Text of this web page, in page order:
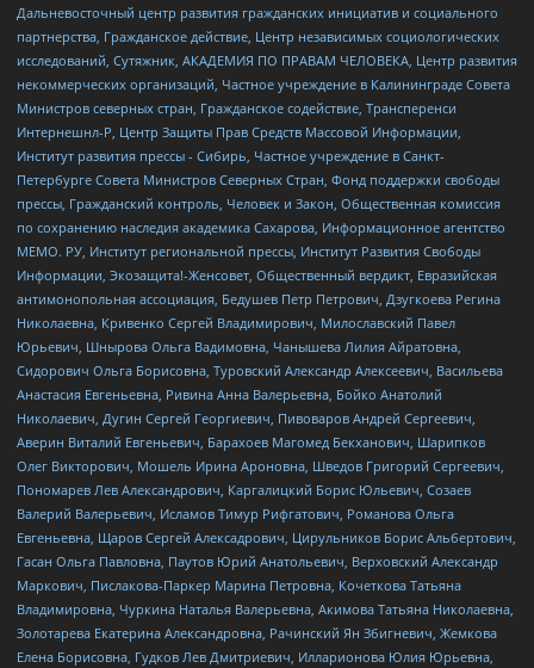
Дальневосточный центр развития гражданских инициатив и социального
партнерства, Гражданское действие, Центр независимых социологических
исследований, Сутяжник, АКАДЕМИЯ ПО ПРАВАМ ЧЕЛОВЕКА, Центр развития
некоммерческих организаций, Частное учреждение в Калининграде Совета
Министров северных стран, Гражданское содействие, Трансперенси
Интернешнл-Р, Центр Защиты Прав Средств Массовой Информации,
Институт развития прессы - Сибирь, Частное учреждение в Санкт-
Петербурге Совета Министров Северных Стран, Фонд поддержки свободы
прессы, Гражданский контроль, Человек и Закон, Общественная комиссия
по сохранению наследия академика Сахарова, Информационное агентство
МЕМО. РУ, Институт региональной прессы, Институт Развития Свободы
Информации, Экозащита!-Женсовет, Общественный вердикт, Евразийская
антимонопольная ассоциация, Бедушев Петр Петрович, Дзугкоева Регина
Николаевна, Кривенко Сергей Владимирович, Милославский Павел
Юрьевич, Шнырова Ольга Вадимовна, Чанышева Лилия Айратовна,
Сидорович Ольга Борисовна, Туровский Александр Алексеевич, Васильева
Анастасия Евгеньевна, Ривина Анна Валерьевна, Бойко Анатолий
Николаевич, Дугин Сергей Георгиевич, Пивоваров Андрей Сергеевич,
Аверин Виталий Евгеньевич, Барахоев Магомед Бекханович, Шарипков
Олег Викторович, Мошель Ирина Ароновна, Шведов Григорий Сергеевич,
Пономарев Лев Александрович, Каргалицкий Борис Юльевич, Созаев
Валерий Валерьевич, Исламов Тимур Рифгатович, Романова Ольга
Евгеньевна, Щаров Сергей Алексадрович, Цирульников Борис Альбертович,
Гасан Ольга Павловна, Паутов Юрий Анатольевич, Верховский Александр
Маркович, Пислакова-Паркер Марина Петровна, Кочеткова Татьяна
Владимировна, Чуркина Наталья Валерьевна, Акимова Татьяна Николаевна,
Золотарева Екатерина Александровна, Рачинский Ян Збигневич, Жемкова
Елена Борисовна, Гудков Лев Дмитриевич, Илларионова Юлия Юрьевна,